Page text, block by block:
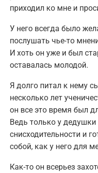
приходил ко мне и
У него всегда было
послушать чье-то
И хоть он уже и был
оставалась молодой.
Я долго питал к нему
несколько лет
он все это время был
Ведь только у
снисходительности и
собой, как у него для
Как-то он всерьез